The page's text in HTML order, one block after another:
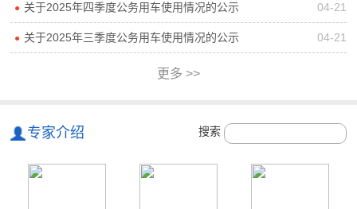
● 关于2025年四季度公务用车使用情况的公示 04-21
● 关于2025年三季度公务用车使用情况的公示 04-21
更多 >>
专家介绍 搜索